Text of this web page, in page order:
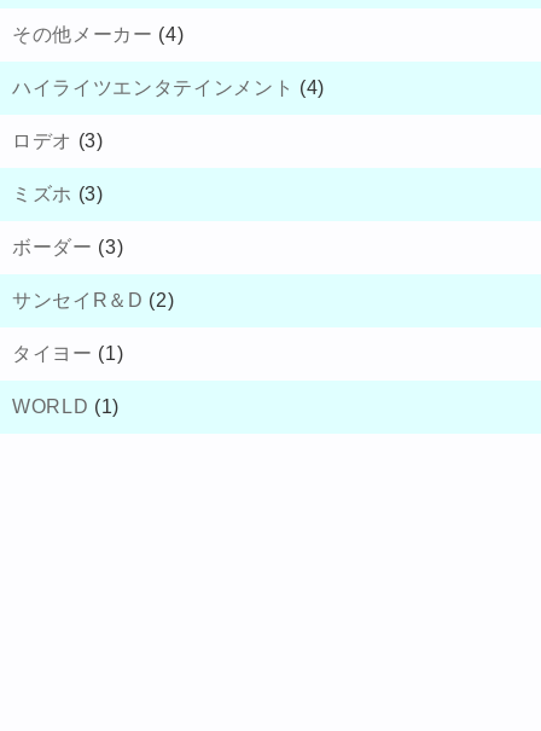
その他メーカー (4)
ハイライツエンタテインメント (4)
ロデオ (3)
ミズホ (3)
ボーダー (3)
サンセイR＆D (2)
タイヨー (1)
WORLD (1)